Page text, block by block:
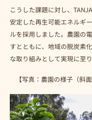
こうした課題に対し、
安定した再生可能エネルギ
ルを採用しました。農園の
すとともに、地域の脱炭素
な取り組みとして実現に至り
【写真：農園の様子（斜